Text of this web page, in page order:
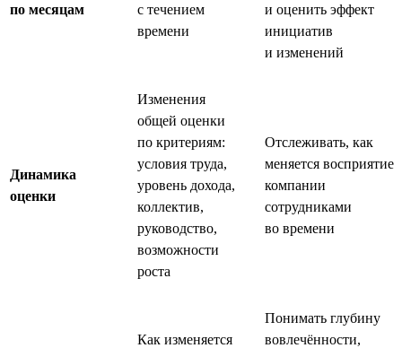
по месяцам
с течением
времени
и оценить эффект
инициатив
и изменений
Динамика
оценки
Изменения
общей оценки
по критериям:
условия труда,
уровень дохода,
коллектив,
руководство,
возможности
роста
Отслеживать, как
меняется восприятие
компании
сотрудниками
во времени
Как изменяется
Понимать глубину
вовлечённости,